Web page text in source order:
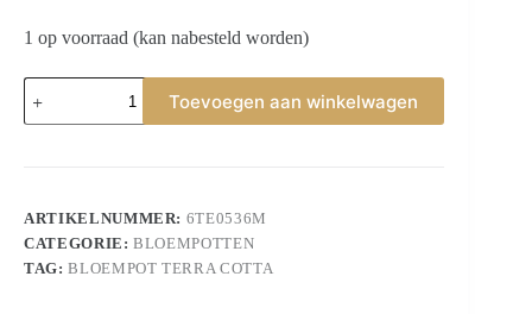
1 op voorraad (kan nabesteld worden)
Bloempot
Beige
Groen
Toevoegen aan winkelwagen
ARTIKELNUMMER: 6TE0536M
CATEGORIE:BLOEMPOTTEN
TAG:BLOEMPOT TERRA COTTA